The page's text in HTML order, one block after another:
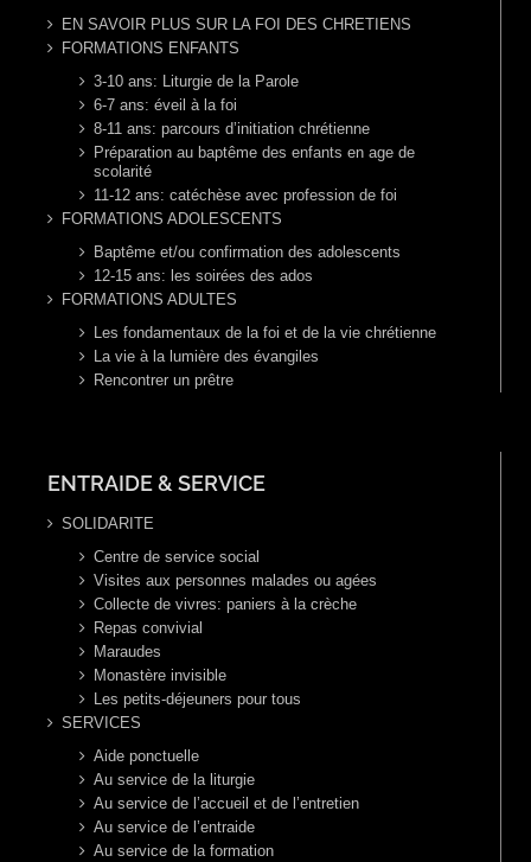
EN SAVOIR PLUS SUR LA FOI DES CHRETIENS
FORMATIONS ENFANTS
3-10 ans: Liturgie de la Parole
6-7 ans: éveil à la foi
8-11 ans: parcours d’initiation chrétienne
Préparation au baptême des enfants en age de
scolarité
11-12 ans: catéchèse avec profession de foi
FORMATIONS ADOLESCENTS
Baptême et/ou confirmation des adolescents
12-15 ans: les soirées des ados
FORMATIONS ADULTES
Les fondamentaux de la foi et de la vie chrétienne
La vie à la lumière des évangiles
Rencontrer un prêtre
ENTRAIDE & SERVICE
SOLIDARITE
Centre de service social
Visites aux personnes malades ou agées
Collecte de vivres: paniers à la crèche
Repas convivial
Maraudes
Monastère invisible
Les petits-déjeuners pour tous
SERVICES
Aide ponctuelle
Au service de la liturgie
Au service de l’accueil et de l’entretien
Au service de l’entraide
Au service de la formation